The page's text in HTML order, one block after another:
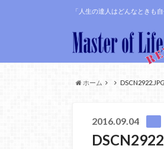
「人生の達人はどんなときも
ホーム DSCN2922.JPG
2016.09.04